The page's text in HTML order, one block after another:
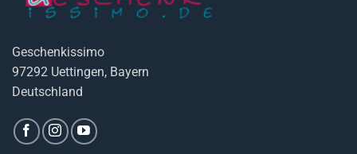
Geschenkissimo
97292 Uettingen, Bayern
Deutschland